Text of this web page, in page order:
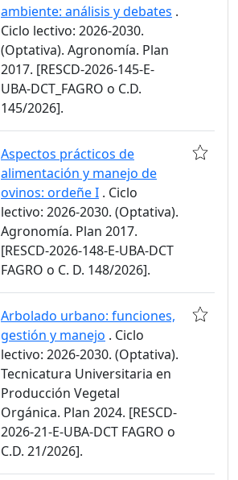
ambiente: análisis y debates .
Ciclo lectivo: 2026-2030.
(Optativa). Agronomía. Plan
2017. [RESCD-2026-145-E-
UBA-DCT_FAGRO o C.D.
145/2026].
Aspectos prácticos de
alimentación y manejo de
ovinos: ordeñe I . Ciclo
lectivo: 2026-2030. (Optativa).
Agronomía. Plan 2017.
[RESCD-2026-148-E-UBA-DCT
FAGRO o C. D. 148/2026].
Arbolado urbano: funciones,
gestión y manejo . Ciclo
lectivo: 2026-2030. (Optativa).
Tecnicatura Universitaria en
Producción Vegetal
Orgánica. Plan 2024. [RESCD-
2026-21-E-UBA-DCT FAGRO o
C.D. 21/2026].